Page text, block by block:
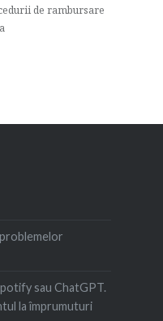
de rambursare
sau ChatGPT.
la împrumuturi